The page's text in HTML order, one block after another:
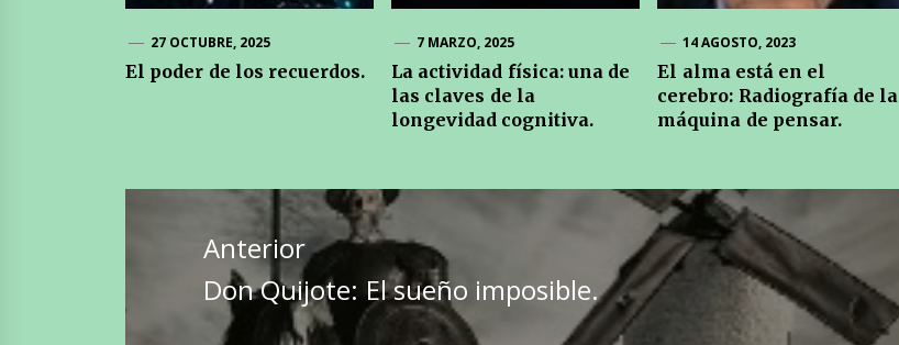
27 OCTUBRE, 2025
El poder de los recuerdos.
7 MARZO, 2025
La actividad física: una de
las claves de la
longevidad cognitiva.
14 AGOSTO, 2023
El alma está en el
cerebro: Radiografía de la
máquina de pensar.
Navegación
entradas
Anterior
Entrada
anterior:
Don Quijote: El sueño imposible.